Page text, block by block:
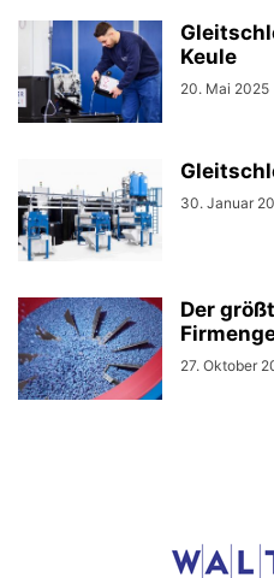
Keule
20. Mai 2025
30. Januar
Der
27. Oktober